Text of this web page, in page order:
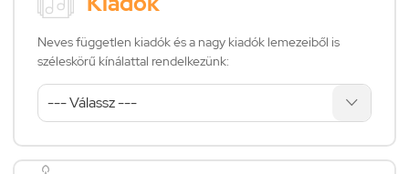
Neves független kiadók és a nagy kiadók lemezeiből is
széleskörű kínálattal rendelkezünk: